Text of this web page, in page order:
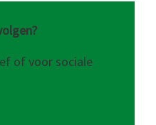
of voor sociale